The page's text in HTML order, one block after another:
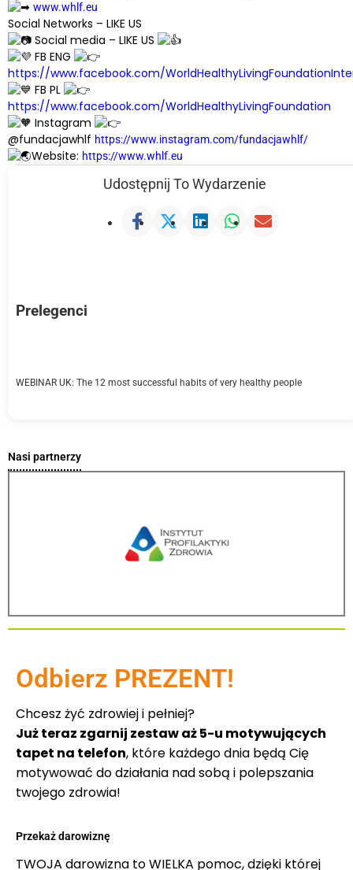
www.whlf.eu
Social Networks – LIKE US
Social media – LIKE US
FB ENG
https://www.facebook.com/
FB PL
https://www.facebook.com/WorldHealthyLivingFoundation
Instagram
@fundacjawhlf https://www.instagram.com/fundacjawhlf/
Website: https://www.whlf.eu
Udostępnij To Wydarzenie
Prelegenci
WEBINAR UK: The 12 most successful habits of very healthy people
Nasi partnerzy
Odbierz PREZENT!
Chcesz żyć zdrowiej i pełniej?
Już teraz zgarnij zestaw aż 5-u motywujących
tapet na telefon, które każdego dnia będą Cię
motywować do działania nad sobą i polepszania
twojego zdrowia!
Przekaż darowiznę
TWOJA darowizna to WIELKA pomoc, dzięki której